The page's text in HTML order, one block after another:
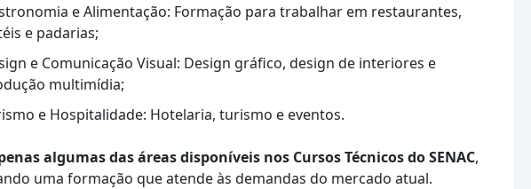
e Alimentação: Formação para trabalhar em restaurantes,
e padarias;
e Comunicação Visual: Design gráfico, design de interiores e
multimídia;
e Hospitalidade: Hotelaria, turismo e eventos.
algumas das áreas disponíveis nos Cursos Técnicos do SENAC,
uma formação que atende às demandas do mercado atual.